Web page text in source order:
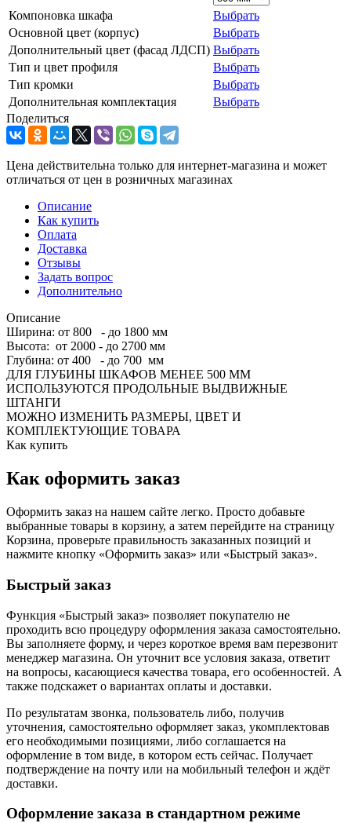
Компоновка шкафа
Выбрать
Основной цвет (корпус)
Выбрать
Дополнительный цвет (фасад ЛДСП) Выбрать
Тип и цвет профиля
Выбрать
Тип кромки
Выбрать
Дополнительная комплектация
Выбрать
Поделиться
Цена действительна только для интернет-магазина и может
отличаться от цен в розничных магазинах
Описание
Как купить
Оплата
Доставка
Отзывы
Задать вопрос
Дополнительно
Описание
Ширина: от 800 - до 1800 мм
Высота: от 2000 - до 2700 мм
Глубина: от 400 - до 700 мм
ДЛЯ ГЛУБИНЫ ШКАФОВ МЕНЕЕ 500 ММ
ИСПОЛЬЗУЮТСЯ ПРОДОЛЬНЫЕ ВЫДВИЖНЫЕ
ШТАНГИ
МОЖНО ИЗМЕНИТЬ РАЗМЕРЫ, ЦВЕТ И
КОМПЛЕКТУЮЩИЕ ТОВАРА
Как купить
Как оформить заказ
Оформить заказ на нашем сайте легко. Просто добавьте
выбранные товары в корзину, а затем перейдите на страницу
Корзина, проверьте правильность заказанных позиций и
нажмите кнопку «Оформить заказ» или «Быстрый заказ».
Быстрый заказ
Функция «Быстрый заказ» позволяет покупателю не
проходить всю процедуру оформления заказа самостоятельно.
Вы заполняете форму, и через короткое время вам перезвонит
менеджер магазина. Он уточнит все условия заказа, ответит
на вопросы, касающиеся качества товара, его особенностей. А
также подскажет о вариантах оплаты и доставки.
По результатам звонка, пользователь либо, получив
уточнения, самостоятельно оформляет заказ, укомплектовав
его необходимыми позициями, либо соглашается на
оформление в том виде, в котором есть сейчас. Получает
подтверждение на почту или на мобильный телефон и ждёт
доставки.
Оформление заказа в стандартном режиме